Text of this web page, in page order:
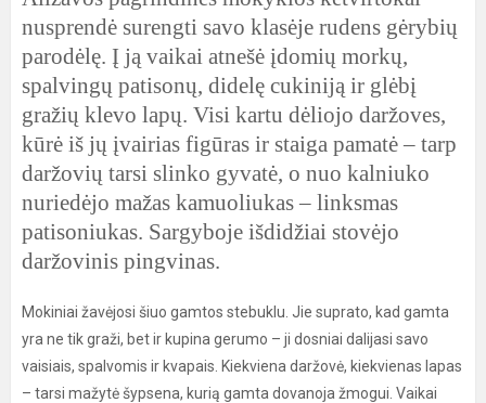
nusprendė surengti savo klasėje rudens gėrybių
parodėlę. Į ją vaikai atnešė įdomių morkų,
spalvingų patisonų, didelę cukiniją ir glėbį
gražių klevo lapų. Visi kartu dėliojo daržoves,
kūrė iš jų įvairias figūras ir staiga pamatė – tarp
daržovių tarsi slinko gyvatė, o nuo kalniuko
nuriedėjo mažas kamuoliukas – linksmas
patisoniukas. Sargyboje išdidžiai stovėjo
daržovinis pingvinas.
Mokiniai žavėjosi šiuo gamtos stebuklu. Jie suprato, kad gamta
yra ne tik graži, bet ir kupina gerumo – ji dosniai dalijasi savo
vaisiais, spalvomis ir kvapais. Kiekviena daržovė, kiekvienas lapas
– tarsi mažytė šypsena, kurią gamta dovanoja žmogui. Vaikai